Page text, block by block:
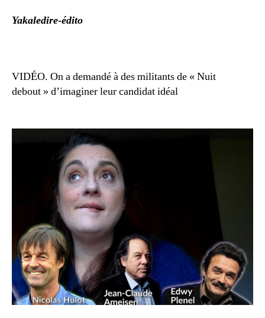
Yakaledire-édito
VIDÉO. On a demandé à des militants de « Nuit
debout » d’imaginer leur candidat idéal